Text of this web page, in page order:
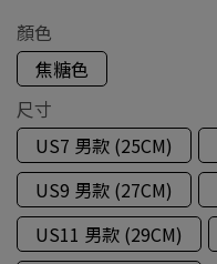
顏色
焦糖色
尺寸
US7 男款 (25CM)
US9 男款 (27CM)
US11 男款 (29CM)